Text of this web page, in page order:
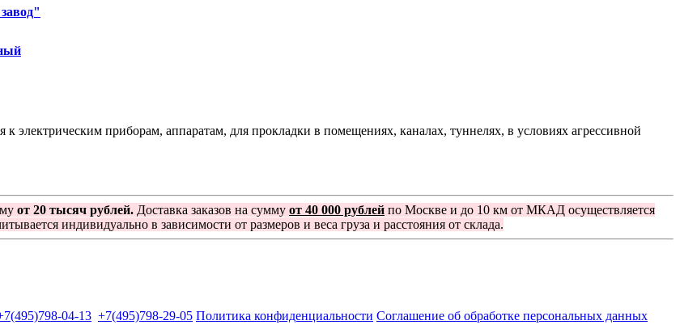
электрическим приборам, аппаратам, для прокладки в помещениях, каналах, туннелях, в условиях агрессивной
от 20 тысяч рублей. Доставка заказов на сумму от 40 000 рублей по Москве и до 10 км от МКАД осуществляется
индивидуально в зависимости от размеров и веса груза и расстояния от склада.
04-13 +7(495)798-29-05 Политика конфиденциальности Соглашение об обработке персональных данных